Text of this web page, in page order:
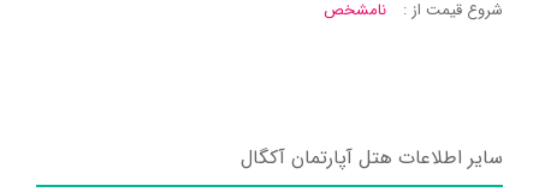
شروع قیمت از :
نامشخص
سایر اطلاعات هتل آپارتمان آکگال